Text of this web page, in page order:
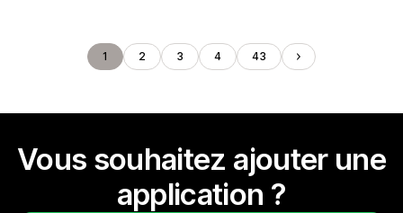
1 2 3 4 43
Vous souhaitez ajouter une
application ?